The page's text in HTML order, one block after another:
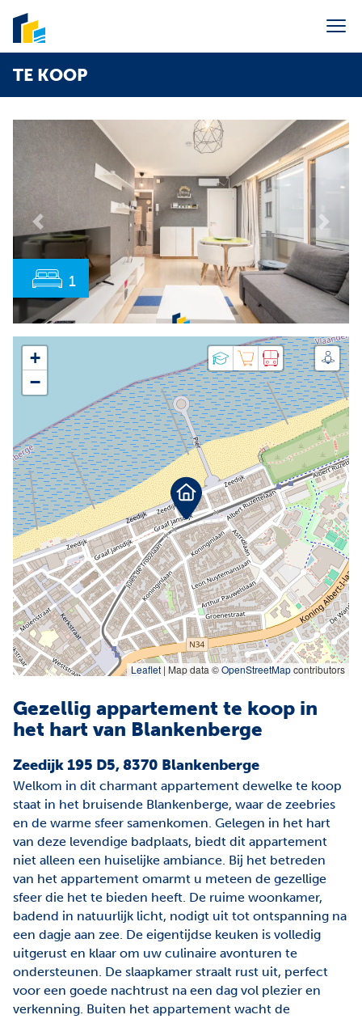
Portaal syndic
E-mail onsinfo@agenceverburgh.be
Bel ons+32 50 41 38 85
FacebookInstagram
Waardebepaling
Verkoop
Verhuur
Vakantieverhuur
Syndic
Over ons
Contact
TE KOOP
Previous Next
1
+
−
Leaflet | Map data ©OpenStreetMapcontributors
Gezellig appartement te koop in
het hart van Blankenberge
Zeedijk 195 D5, 8370 Blankenberge
Welkom in dit charmant appartement dewelke te koop
staat in het bruisende Blankenberge, waar de zeebries
en de warme sfeer samenkomen. Gelegen in het hart
van deze levendige badplaats, biedt dit appartement
niet alleen een huiselijke ambiance. Bij het betreden
van het appartement omarmt u meteen de gezellige
sfeer die het te bieden heeft. De ruime woonkamer,
badend in natuurlijk licht, nodigt uit tot ontspanning na
een dagje aan zee. De eigentijdse keuken is volledig
uitgerust en klaar om uw culinaire avonturen te
ondersteunen. De slaapkamer straalt rust uit, perfect
voor een goede nachtrust na een dag vol plezier en
verkenning. Buiten het appartement wacht de